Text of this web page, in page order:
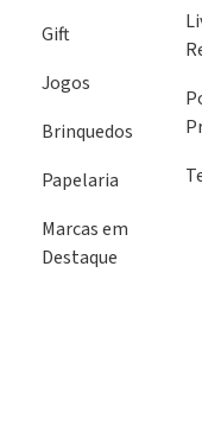
Gift
Jogos
Brinquedos
Papelaria
Marcas em
Destaque